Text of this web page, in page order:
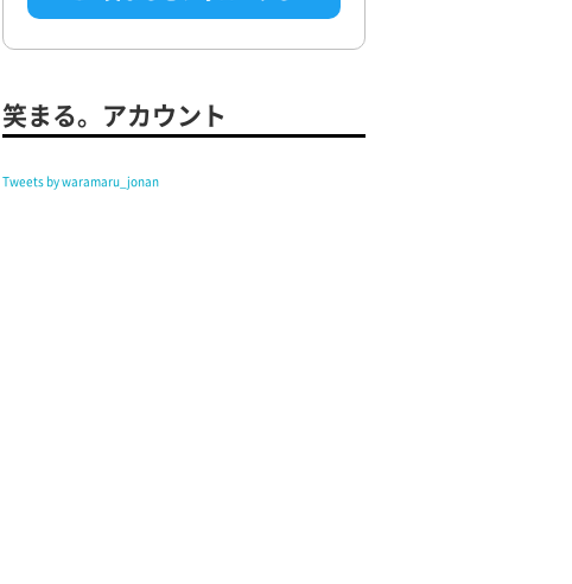
笑まる。アカウント
Tweets by waramaru_jonan